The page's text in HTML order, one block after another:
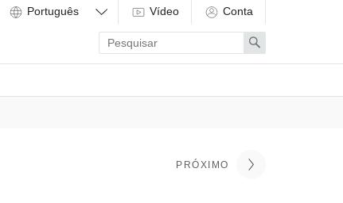
Vídeo Conta
Enter
search
term
Search
PRÓXIMO